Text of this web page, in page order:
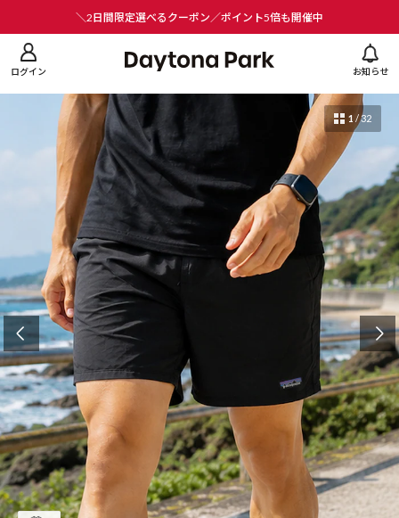
＼2日間限定選べるクーポン／ポイント5倍も開催中
ログイン お知らせ
1 /32